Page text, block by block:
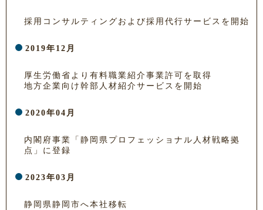
採用コンサルティングおよび採用代行サービスを開始
2019年12月
厚生労働省より有料職業紹介事業許可を取得
地方企業向け幹部人材紹介サービスを開始
2020年04月
内閣府事業「静岡県プロフェッショナル人材戦略拠
点」に登録
2023年03月
静岡県静岡市へ本社移転